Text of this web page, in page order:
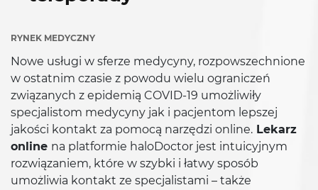
RYNEK MEDYCZNY
Nowe usługi w sferze medycyny, rozpowszechnione
w ostatnim czasie z powodu wielu ograniczeń
związanych z epidemią COVID-19 umożliwiły
specjalistom medycyny jak i pacjentom lepszej
jakości kontakt za pomocą narzędzi online. Lekarz
online na platformie haloDoctor jest intuicyjnym
rozwiązaniem, które w szybki i łatwy sposób
umożliwia kontakt ze specjalistami – także